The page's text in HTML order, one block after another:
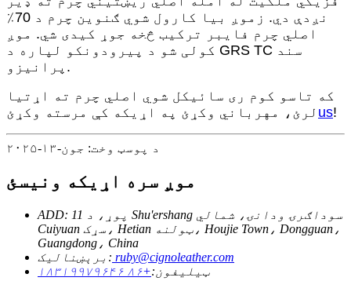
نږدې دي. زموږ بیا کارول شوي ګنوین چرم د 70٪
اصلي چرم فایبر ترکیب څخه جوړ کیدی شي. موږ
کولی شو د پیرودونکو لپاره د GRS TC سند
پرانیزو.
که تاسو کوم ری سائیکل شوي اصلي چرم ته اړتیا
لرئ، مهرباني وکړئ په اړیکه کې مرسته وکړئ us!
د پوسټ وخت: جون-۱۳-۲۰۲۵
موږ سره اړیکه ونیسئ
ADD: 11 پوړ، د Shu'ershang سوداګرۍ ودانۍ، شمالي
Cuiyuan سړک، Hetian ټولنه، Houjie Town، Dongguan،
Guangdong، China
برېښنالیک: ruby@cignoleather.com
ټیلیفون:+۸۶ ۱۸۳۱۹۹۷۹۶۴۶